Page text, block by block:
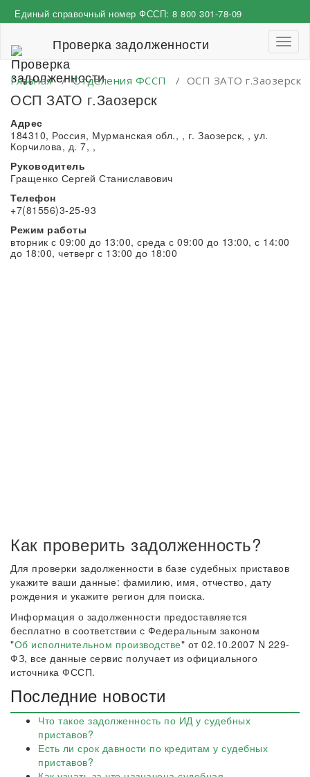
к
Единый справочный номер ФССП: 8 800 301-78-09
Проверка задолженности
Главная/Отделения ФССП / ОСП ЗАТО г.Заозерск
ОСП ЗАТО г.Заозерск
Адрес
184310, Россия, Мурманская обл., , г. Заозерск, , ул.
Корчилова, д. 7, ,
Руководитель
Гращенко Сергей Станиславович
Телефон
+7(81556)3-25-93
Режим работы
вторник с 09:00 до 13:00, среда с 09:00 до 13:00, с 14:00
до 18:00, четверг с 13:00 до 18:00
Как проверить задолженность?
Для проверки задолженности в базе судебных приставов
укажите ваши данные: фамилию, имя, отчество, дату
рождения и укажите регион для поиска.
Информация о задолженности предоставляется
бесплатно в соответствии с Федеральным законом
"Об исполнительном производстве" от 02.10.2007 N 229-
ФЗ, все данные сервис получает из официального
источника ФССП.
Последние новости
Что такое задолженность по ИД у судебных
приставов?
Есть ли срок давности по кредитам у судебных
приставов?